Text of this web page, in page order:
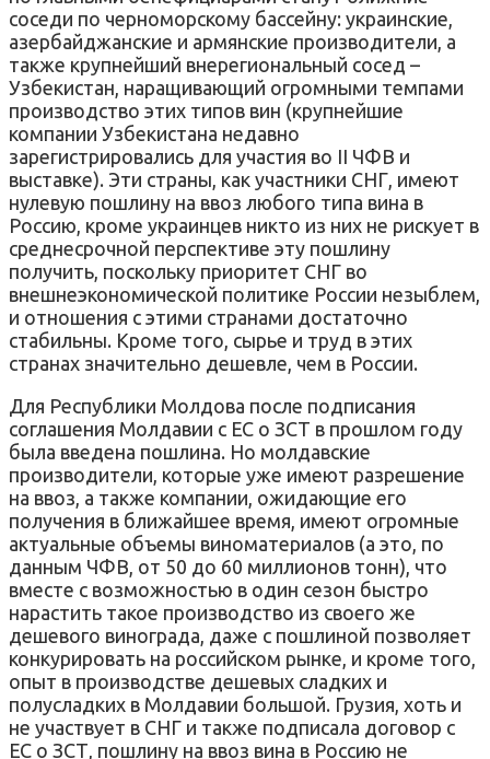
соседи по черноморскому бассейну: украинские,
азербайджанские и армянские производители, а
также крупнейший внерегиональный сосед –
Узбекистан, наращивающий огромными темпами
производство этих типов вин (крупнейшие
компании Узбекистана недавно
зарегистрировались для участия во II ЧФВ и
выставке). Эти страны, как участники СНГ, имеют
нулевую пошлину на ввоз любого типа вина в
Россию, кроме украинцев никто из них не рискует в
среднесрочной перспективе эту пошлину
получить, поскольку приоритет СНГ во
внешнеэкономической политике России незыблем,
и отношения с этими странами достаточно
стабильны. Кроме того, сырье и труд в этих
странах значительно дешевле, чем в России.
Для Республики Молдова после подписания
соглашения Молдавии с ЕС о ЗСТ в прошлом году
была введена пошлина. Но молдавские
производители, которые уже имеют разрешение
на ввоз, а также компании, ожидающие его
получения в ближайшее время, имеют огромные
актуальные объемы виноматериалов (а это, по
данным ЧФВ, от 50 до 60 миллионов тонн), что
вместе с возможностью в один сезон быстро
нарастить такое производство из своего же
дешевого винограда, даже с пошлиной позволяет
конкурировать на российском рынке, и кроме того,
опыт в производстве дешевых сладких и
полусладких в Молдавии большой. Грузия, хоть и
не участвует в СНГ и также подписала договор с
ЕС о ЗСТ, пошлину на ввоз вина в Россию не